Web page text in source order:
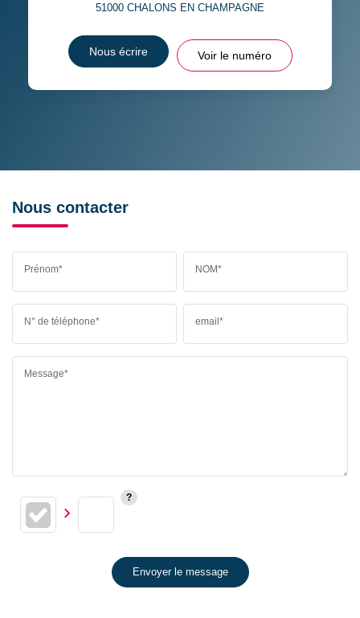
51000 CHALONS EN CHAMPAGNE
Nous écrire Voir le numéro
Nous contacter
Prénom* NOM*
N° de téléphone* email*
Message*
Envoyer le message